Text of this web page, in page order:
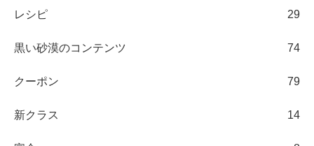
レシピ 29
黒い砂漠のコンテンツ 74
クーポン 79
新クラス 14